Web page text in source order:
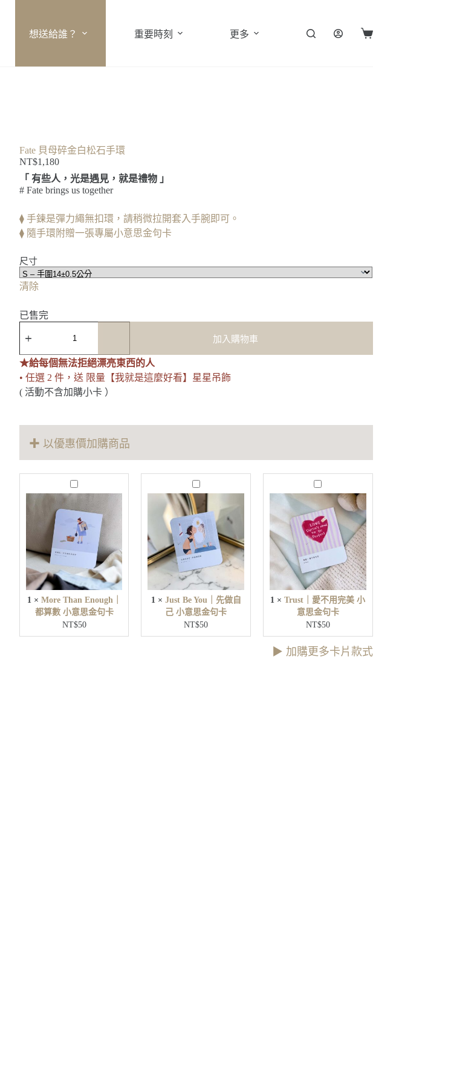
想送給誰？ 重要時刻 更多
購
Fate 貝母碎金白松石手環
NT$1,180
「 有些人，光是遇見，就是禮物 」
# Fate brings us together
⧫ 手鍊是彈力繩無扣環，請稍微拉開套入手腕即可。
⧫ 隨手環附贈一張專屬小意思金句卡
尺寸
清除
已售完
貝
碎
金
白
手
加入購物車
★給每個無法拒絕漂亮東西的人
• 任選 2 件，送 限量【我就是這麼好看】星星吊飾
( 活動不含加購小卡 ）
✚ 以優惠價加購商品
M
o
h
n
E
n
o
u
g
h
｜
1 × More Than Enough｜
都算數 小意思金句卡
NT$50
J
u
s
t
B
e
Y
o
u
｜
先
做
自
己
1 × Just Be You｜先做自
己 小意思金句卡
NT$50
T
r
u
s
t
｜
愛
用
完
美
小
意
金
1 ×Trust｜愛不用完美 小
意思金句卡
NT$50
▶︎ 加購更多卡片款式